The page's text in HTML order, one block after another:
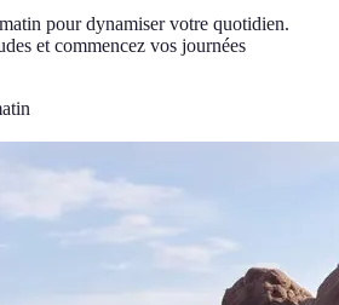
pour dynamiser votre quotidien.
et commencez vos journées